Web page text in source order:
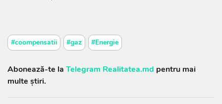
#coompensatii #gaz #Energie
Abonează-te la Telegram Realitatea.md pentru mai
multe știri.